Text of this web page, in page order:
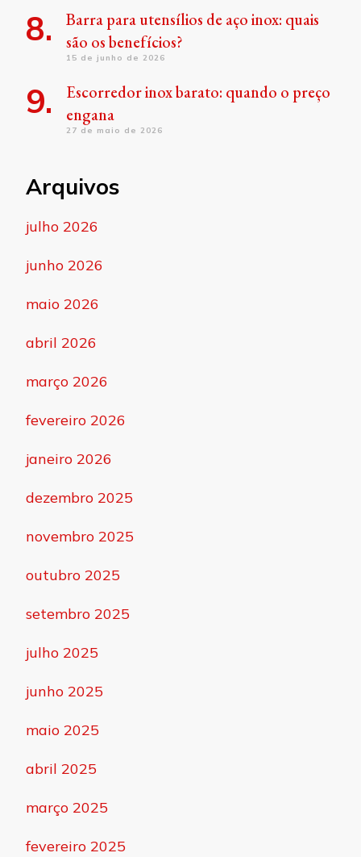
Barra para utensílios de aço inox: quais
são os benefícios?
15 de junho de 2026
Escorredor inox barato: quando o preço
engana
27 de maio de 2026
Arquivos
julho 2026
junho 2026
maio 2026
abril 2026
março 2026
fevereiro 2026
janeiro 2026
dezembro 2025
novembro 2025
outubro 2025
setembro 2025
julho 2025
junho 2025
maio 2025
abril 2025
março 2025
fevereiro 2025